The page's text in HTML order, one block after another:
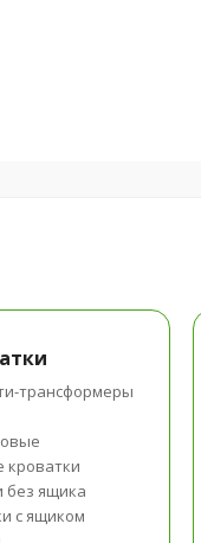
трансформеры
кроватки
без ящика
с ящиком